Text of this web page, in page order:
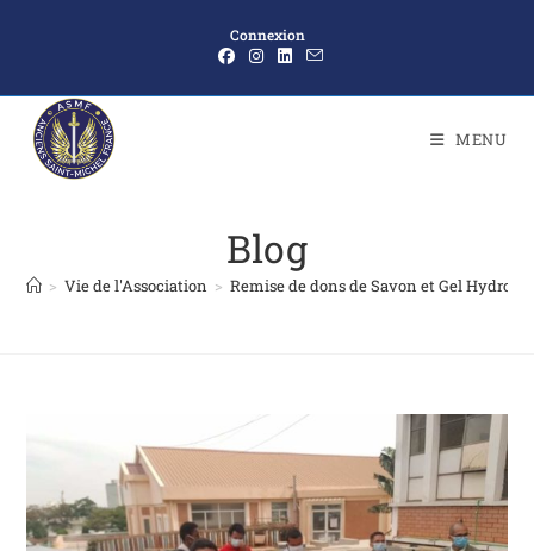
Connexion
MENU
Blog
> Vie de l'Association > Remise de dons de Savon et Gel